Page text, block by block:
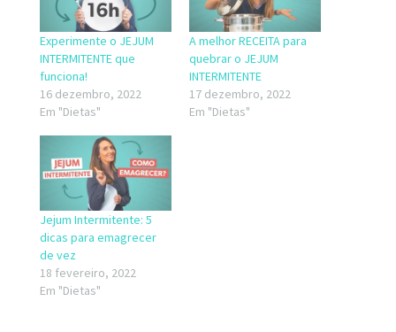
Experimente o JEJUM
INTERMITENTE que
funciona!
16 dezembro, 2022
Em "Dietas"
A melhor RECEITA para
quebrar o JEJUM
INTERMITENTE
17 dezembro, 2022
Em "Dietas"
Jejum Intermitente: 5
dicas para emagrecer
de vez
18 fevereiro, 2022
Em "Dietas"